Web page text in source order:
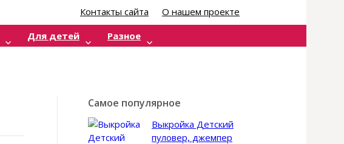
Контакты сайта
О нашем проекте
Для детей Разное
Самое популярное
Выкройка Детский
пуловер, джемпер